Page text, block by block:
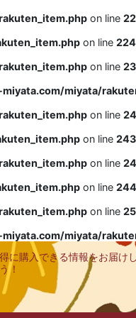
on line
on line 224
on line
miyata/
on line
on line 243
on line
on line 244
on line
miyata/
に購入できる情報をお届け
！